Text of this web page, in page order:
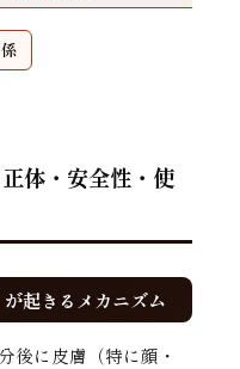
体・安全性・使
起きるメカニズム
後に皮膚（特に顔・